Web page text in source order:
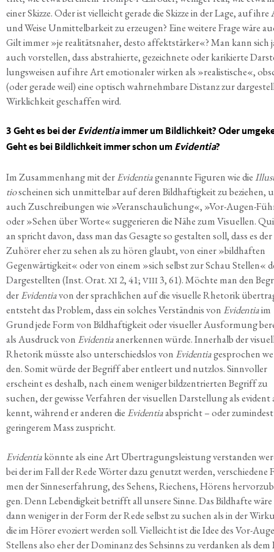
einer Skiz­ze. Oder ist viel­leicht gera­de die Skiz­ze in der Lage, auf
und Wei­se Unmit­tel­bar­keit zu erzeu­gen? Eine wei­te­re Fra­ge wäre
Gilt immer »je rea­li­täts­na­her, des­to affekt­stär­ker«? Man kann sich
auch vor­stel­len, dass abs­tra­hier­te, gezeich­ne­te oder kari­kier­te
lungs­wei­sen auf ihre Art emo­tio­na­ler wir­ken als »rea­lis­ti­sche«,
(oder gera­de weil) eine optisch wahr­nehm­ba­re Distanz zur
Wirk­lich­keit geschaf­fen wird.
3 Geht es bei der Evi­den­tiaimmer um Bild­lich­keit? Oder
Geht es bei Bild­lich­keit immer schon um Evi­den­tia?
Im Zusam­men­hang mit derEvi­den­tiagenann­te Figu­ren wie die
tioschei­nen sich unmit­tel­bar auf deren Bild­haf­tig­keit zu bezie­hen,
auch Zuschrei­bun­gen wie »Ver­an­schau­li­chung«, »Vor-Augen-
oder »Sehen über Wor­te« sug­ge­rie­ren die Nähe zum Visu­el­len.
an spricht davon, dass man das Gesag­te so gestal­ten soll, dass es der
Zuhö­rer eher zu sehen als zu hören glaubt, von einer »bild­haf­ten
Gegen­wär­tig­keit« oder von einem »sich selbst zur Schau Stel­len«
Dar­ge­stell­ten (Inst. Orat. XI 2, 41; VIII 3, 61). Möch­te man den
derEvi­den­tiavon der sprach­li­chen auf die visu­el­le Rhe­to­rik
ent­steht das Pro­blem, dass ein sol­ches Ver­ständ­nis von Evi­den­tiaim
Grund jede Form von Bild­haf­tig­keit oder visu­el­ler Aus­for­mung
als Aus­druck von Evi­den­tiaaner­ken­nen wür­de. Inner­halb der
Rhe­to­rik müss­te also unter­schieds­los von Evi­den­tiagespro­chen
den. Somit wür­de der Begriff aber ent­leert und nutz­los. Sinn­vol­ler
erscheint es des­halb, nach einem weni­ger bild­zen­trier­ten Begriff zu
suchen, der gewis­se Ver­fah­ren der visu­el­len Dar­stel­lung als
kennt, wäh­rend er ande­ren die Evi­den­tiaabspricht – oder
gerin­ge­rem Mass zuspricht.
Evi­den­tiakönn­te als eine Art Über­tra­gungs­leis­tung ver­stan­den
bei der im Fall der Rede Wör­ter dazu genutzt wer­den, ver­schie­de­ne
men der Sin­nes­er­fah­rung, des Sehens, Rie­chens, Hörens
gen. Denn Leben­dig­keit betrifft all unse­re Sin­ne. Das Bild­haf­te wäre
dann weni­ger in der Form der Rede selbst zu suchen als in der
die im Hörer evo­ziert wer­den soll. Viel­leicht ist die Idee des Vor-
Stel­lens also eher der Domi­nanz des Seh­sinns zu ver­dan­ken als